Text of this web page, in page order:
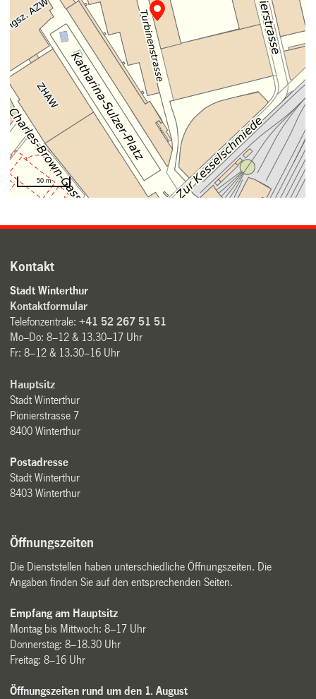
Kontakt
Stadt Winterthur
Kontaktformular
Telefonzentrale:+41 52 267 51 51
Mo–Do: 8–12 & 13.30–17 Uhr
Fr: 8–12 & 13.30–16 Uhr
Hauptsitz
Stadt Winterthur
Pionierstrasse 7
8400 Winterthur
Postadresse
Stadt Winterthur
8403 Winterthur
Öffnungszeiten
Die Dienststellen haben unterschiedliche Öffnungszeiten. Die
Angaben finden Sie auf den entsprechenden Seiten.
Empfang am Hauptsitz
Montag bis Mittwoch: 8–17 Uhr
Donnerstag: 8–18.30 Uhr
Freitag: 8–16 Uhr
Öffnungszeiten rund um den 1. August